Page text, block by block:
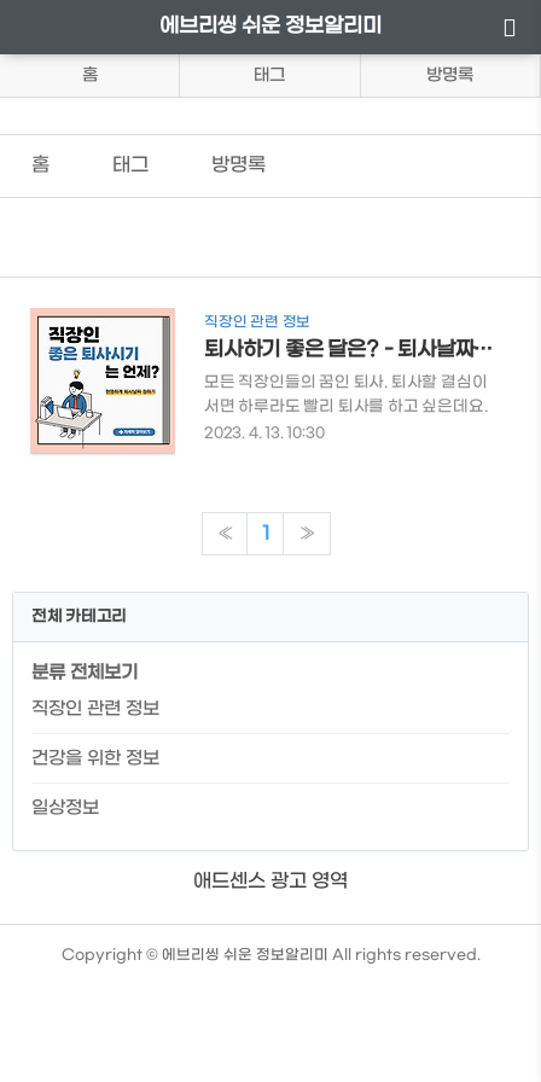
에브리씽 쉬운 정보알리미
홈 태그 방명록
홈 태그 방명록
직장인 관련 정보
퇴사하기 좋은 달은? - 퇴사날짜 정하는 법
모든 직장인들의 꿈인 퇴사. 퇴사할 결심이
서면 하루라도 빨리 퇴사를 하고 싶은데요.
그동안 힘들게 일했던 만큼 마지막도 야무
아볼 수 있습니다. 👇퇴사를 준비하고 계시
는 분들이라면 이번 기회에 확인해 보시길
들은 이번 기회에 확인해 보시길 바랍니다.
2023. 4. 13. 10:30
« 1 »
전체 카테고리
분류 전체보기
직장인 관련 정보
건강을 위한 정보
일상정보
애드센스 광고 영역
Copyright © 에브리씽 쉬운 정보알리미 All rights reserved.
TistoryWhaleSkin3.4